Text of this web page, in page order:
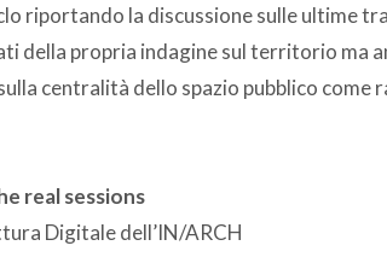
riportando la discussione sulle ultime
della propria indagine sul territorio ma
centralità dello spazio pubblico come
real sessions
Digitale dell’IN/ARCH